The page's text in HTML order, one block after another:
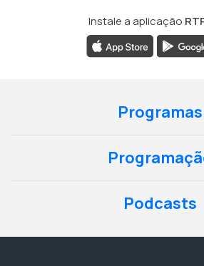
Instale a aplicação
Programas
Podcasts